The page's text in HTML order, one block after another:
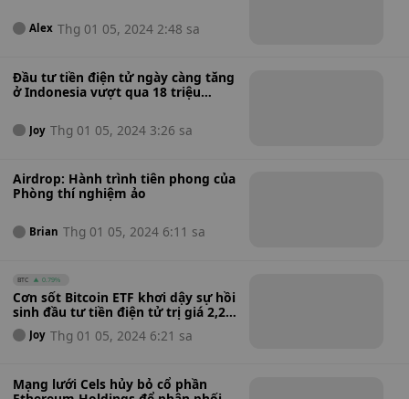
Alex Thg 01 05, 2024 2:48 sa
Đầu tư tiền điện tử ngày càng tăng
ở Indonesia vượt qua 18 triệu
Joy Thg 01 05, 2024 3:26 sa
Airdrop: Hành trình tiên phong của
Phòng thí nghiệm ảo
Brian Thg 01 05, 2024 6:11 sa
BTC 0.79%
Cơn sốt Bitcoin ETF khơi dậy sự hồi
sinh đầu tư tiền điện tử trị giá 2,25
tỷ USD vào năm 2023
Joy Thg 01 05, 2024 6:21 sa
Mạng lưới Cels hủy bỏ cổ phần